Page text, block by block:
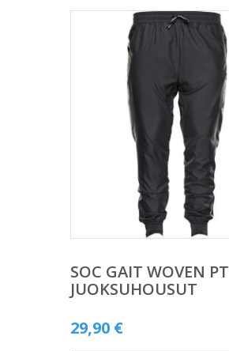
SOC GAIT WOVEN PT
JUOKSUHOUSUT
29,90 €